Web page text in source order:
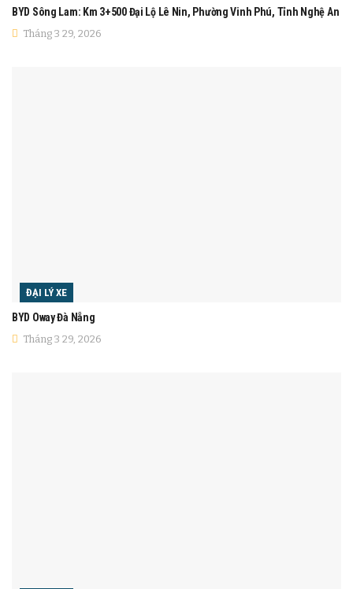
BYD Sông Lam: Km 3+500 Đại Lộ Lê Nin, Phường Vinh Phú, Tỉnh Nghệ An
Tháng 3 29, 2026
ĐẠI LÝ XE
BYD Oway Đà Nẵng
Tháng 3 29, 2026